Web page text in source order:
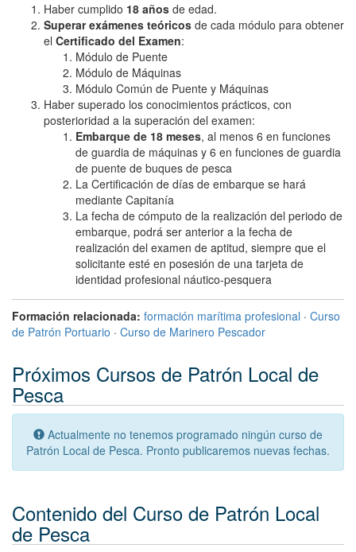
Haber cumplido 18 años de edad.
Superar exámenes teóricos de cada módulo para obtener
el Certificado del Examen:
Módulo de Puente
Módulo de Máquinas
Módulo Común de Puente y Máquinas
Haber superado los conocimientos prácticos, con
posterioridad a la superación del examen:
Embarque de 18 meses, al menos 6 en funciones
de guardia de máquinas y 6 en funciones de guardia
de puente de buques de pesca
La Certificación de días de embarque se hará
mediante Capitanía
La fecha de cómputo de la realización del periodo de
embarque, podrá ser anterior a la fecha de
realización del examen de aptitud, siempre que el
solicitante esté en posesión de una tarjeta de
identidad profesional náutico-pesquera
Formación relacionada: formación marítima profesional · Curso
de Patrón Portuario · Curso de Marinero Pescador
Próximos Cursos de Patrón Local de
Pesca
Actualmente no tenemos programado ningún curso de
Patrón Local de Pesca. Pronto publicaremos nuevas fechas.
Contenido del Curso de Patrón Local
de Pesca